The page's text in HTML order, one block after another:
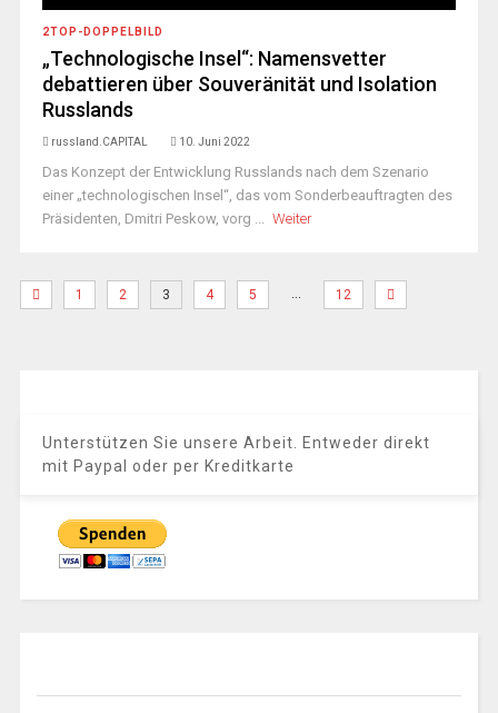
2TOP-DOPPELBILD
„Technologische Insel“: Namensvetter
debattieren über Souveränität und Isolation
Russlands
russland.CAPITAL 10. Juni 2022
Das Konzept der Entwicklung Russlands nach dem Szenario
einer „technologischen Insel“, das vom Sonderbeauftragten des
Präsidenten, Dmitri Peskow, vorg ... Weiter
1 2 3 4 5 … 12
Unterstützen Sie unsere Arbeit. Entweder direkt
mit Paypal oder per Kreditkarte